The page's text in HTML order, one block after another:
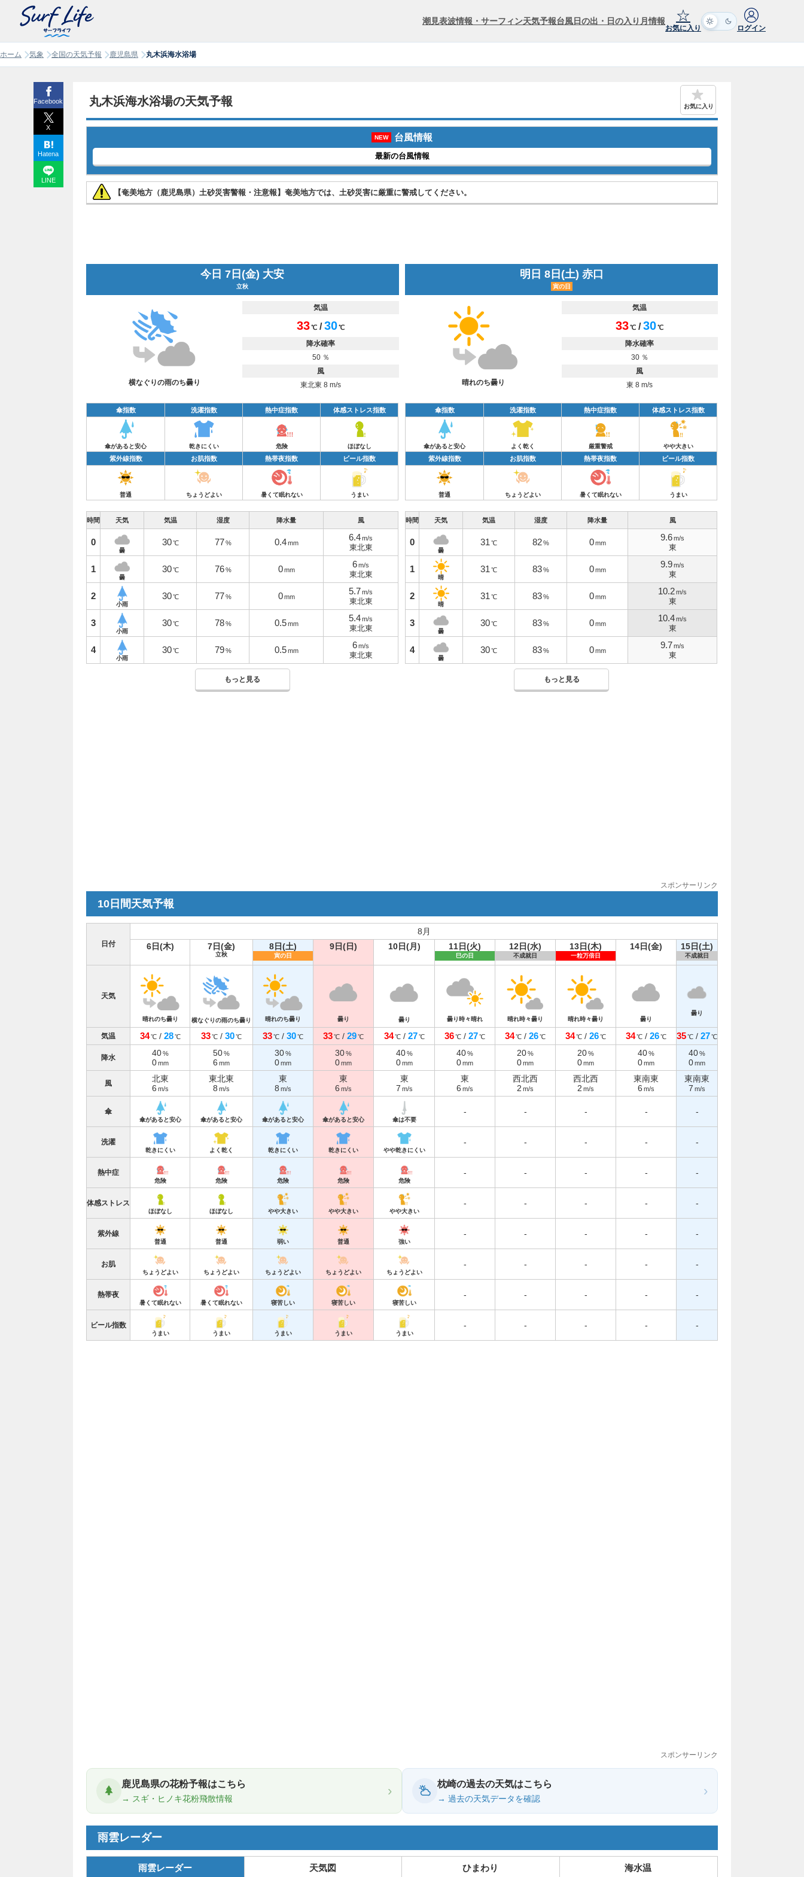
潮見表波情報・サーフィン天気予報台風日の出・日の入り 月情報 ☆
お気に入り ログイン
ホーム 気象 全国の天気予報 鹿児島県 丸木浜海水浴場
丸木浜海水浴場の天気予報 お気に入り
NEW 台風情報
最新の台風情報
【奄美地方（鹿児島県）土砂災害警報・注意報】奄美地方では、土砂災害に厳重に警戒してください。
今日 7日(金) 大安
立秋
横なぐりの雨のち曇り
気温
33℃ /30℃
降水確率
50 ％
風
東北東 8 m/s
傘指数 洗濯指数 熱中症指数 体感ストレス指数
傘があると安心 乾きにくい 危険 ほぼなし
紫外線指数 お肌指数 熱帯夜指数 ビール指数
普通 ちょうどよい 暑くて眠れない うまい
時間 天気 気温 湿度 降水量 風
0
曇
30 ℃ 77 % 0.4 mm
6.4m/s
東北東
1
曇
30 ℃ 76 % 0 mm
6m/s
東北東
2
小雨
30 ℃ 77 % 0 mm
5.7m/s
東北東
3
小雨
30 ℃ 78 % 0.5 mm
5.4m/s
東北東
4
小雨
30 ℃ 79 % 0.5 mm
6m/s
東北東
もっと見る
明日 8日(土) 赤口
寅の日
晴れのち曇り
気温
33℃ /30℃
降水確率
30 ％
風
東 8 m/s
傘指数 洗濯指数 熱中症指数 体感ストレス指数
傘があると安心 よく乾く 厳重警戒 やや大きい
紫外線指数 お肌指数 熱帯夜指数 ビール指数
普通 ちょうどよい 暑くて眠れない うまい
時間 天気 気温 湿度 降水量 風
0
曇
31 ℃ 82% 0mm
9.6m/s
東
1
晴
31 ℃ 83% 0mm
9.9m/s
東
2
晴
31 ℃ 83% 0mm
10.2m/s
東
3
曇
30℃ 83% 0mm
10.4m/s
東
4
曇
30℃ 83% 0mm
9.7m/s
東
もっと見る
スポンサーリンク
10日間天気予報
日付
8月
6日(木)
7日(金)
立秋
8日(土)
寅の日
9日(日) 10日(月) 11日(火)
巳の日
12日(水)
不成就日
13日(木)
一粒万倍日
14日(金) 15日(土)
不成就日
天気
晴れのち曇り 横なぐりの雨のち曇り 晴れのち曇り 曇り 曇り 曇り時々晴れ 晴れ時々曇り 晴れ時々曇り 曇り
曇り
気温 34 ℃/ 28 ℃ 33℃ / 30℃ 33℃ / 30℃ 33℃ / 29℃ 34 ℃/ 27 ℃ 36℃ / 27℃ 34℃ / 26℃ 34℃ / 26℃ 34℃ / 26℃ 35℃ / 27℃
降水 40 %
0 mm
50%
6 mm
30%
0mm
30%
0mm
40 %
0 mm
40%
0mm
20%
0mm
20%
0mm
40%
0mm
40%
0mm
風
北東
6 m/s
東北東
8 m/s
東
8 m/s
東
6 m/s
東
7 m/s
東
6 m/s
西北西
2 m/s
西北西
2 m/s
東南東
6 m/s
東南東
7 m/s
傘
傘があると安心 傘があると安心 傘があると安心 傘があると安心 傘は不要
- - - - -
洗濯
乾きにくい よく乾く 乾きにくい 乾きにくい やや乾きにくい
- - - - -
熱中症
危険 危険 危険 危険 危険
- - - - -
体感ストレス
ほぼなし ほぼなし やや大きい やや大きい やや大きい
- - - - -
紫外線
普通 普通 弱い 普通 強い
- - - - -
お肌
ちょうどよい ちょうどよい ちょうどよい ちょうどよい ちょうどよい
- - - - -
熱帯夜
暑くて眠れない 暑くて眠れない 寝苦しい 寝苦しい 寝苦しい
- - - - -
ビール指数
うまい うまい うまい うまい うまい
- - - - -
スポンサーリンク
鹿児島県の花粉予報はこちら
→ スギ・ヒノキ花粉飛散情報
› 枕崎の過去の天気はこちら
→ 過去の天気データを確認
›
雨雲レーダー
雨雲レーダー 天気図 ひまわり 海水温
Facebook
X
Hatena
LINE